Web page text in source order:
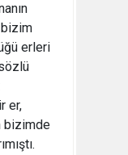
bizim
erleri
er,
bizimde